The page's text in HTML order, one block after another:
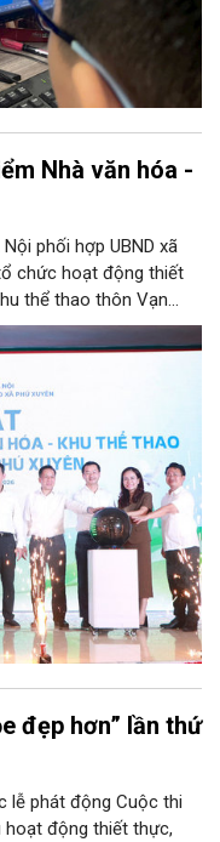
Nhà văn hóa -
phối hợp UBND xã
chức hoạt động thiết
thể thao thôn Vạn
đẹp hơn” lần thứ
lễ phát động Cuộc thi
hoạt động thiết thực,